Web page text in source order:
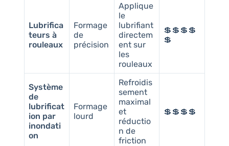
Lubrifica
teurs à
rouleaux
Formage
de
précision
Applique
le
lubrifiant
directem
ent sur
les
rouleaux
💲💲💲💲
💲
Système
de
lubrificat
ion par
inondati
on
Formage
lourd
Refroidis
sement
maximal
et
réductio
n de
friction
💲💲💲💲